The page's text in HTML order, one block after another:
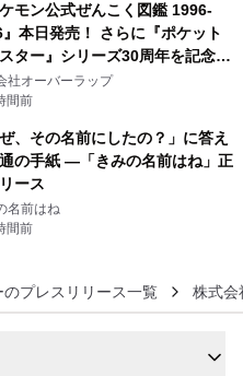
ケモン公式ぜんこく図鑑 1996-
本日発売！ さらに『ポケット
ター』シリーズ30周年を記念し
『ポケットモンスター ビジュア
トブック』の発売決定！ 2026
社オーバーラップ
間前
ぜ、その名前にしたの？」に答え
の手紙 ―「きみの名前はね」正
ース
名前はね
間前
プレスリリース一覧 株式会